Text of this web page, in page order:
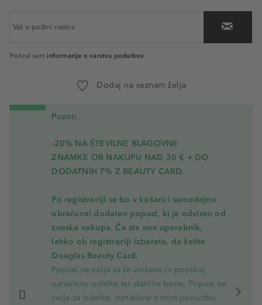
Prebral sem informacije o varstvu podatkov
Dodaj na seznam želja
Pozor:
-20% NA ŠTEVILNE BLAGOVNE
ZNAMKE OB NAKUPU NAD 30 € + DO
DODATNIH 7% Z BEAUTY CARD.
Po registraciji se bo v košarici samodejno
obračunal dodaten popust, ki je odvisen od
zneska nakupa. Če ste nov uporabnik,
lahko ob registraciji izberete, da želite
Douglas Beauty Card.
Popust ne velja za že znižane in posebej
označene izdelke ter darilne bone. Popust ne
velja za izdelke, označene z mint ponudbo.